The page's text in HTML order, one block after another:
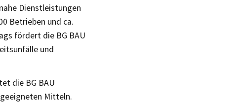
Dienstleistungen
Betrieben und ca.
fördert die BG BAU
und
die BG BAU
Mitteln.